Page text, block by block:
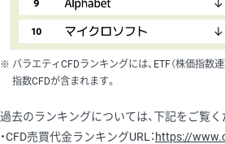
バラエティCFDランキングには、ETF（株価指数
指数CFDが含まれます。
過去のランキングについては、下記をご覧く
・CFD売買代金ランキングURL：https://